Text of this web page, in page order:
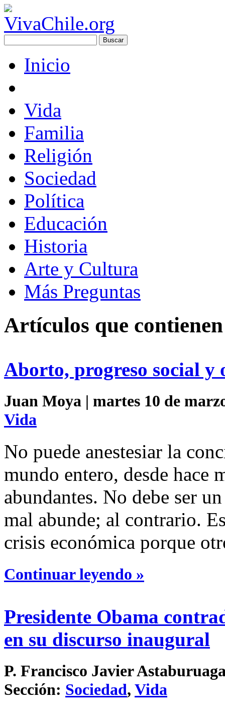
Inicio
Vida
Familia
Religión
Sociedad
Política
Educación
Historia
Arte y Cultura
Más Preguntas
Artículos que
Aborto, progreso social y
Juan Moya | martes 10 de
Vida
No puede anestesiar la
mundo entero, desde hace
abundantes. No debe ser
mal abunde; al contrario.
crisis económica porque
Continuar leyendo »
Presidente Obama
en su discurso inaugural
P. Francisco Javier
Sección: Sociedad, Vida